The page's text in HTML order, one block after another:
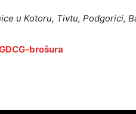
u Kotoru, Tivtu, Podgorici,
brošura